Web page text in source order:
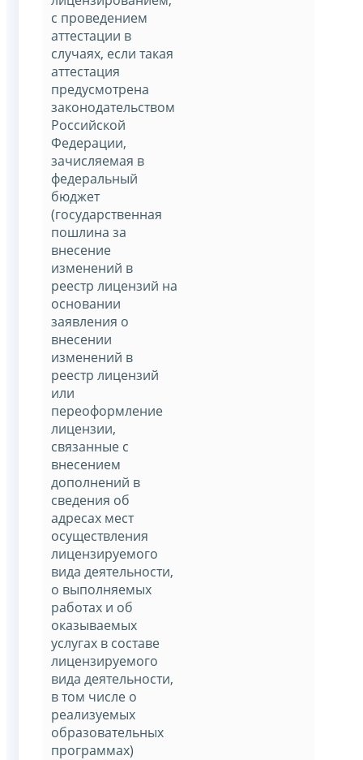
с проведением
аттестации в
случаях, если такая
аттестация
предусмотрена
законодательством
Российской
Федерации,
зачисляемая в
федеральный
бюджет
(государственная
пошлина за
внесение
изменений в
реестр лицензий на
основании
заявления о
внесении
изменений в
реестр лицензий
или
переоформление
лицензии,
связанные с
внесением
дополнений в
сведения об
адресах мест
осуществления
лицензируемого
вида деятельности,
о выполняемых
работах и об
оказываемых
услугах в составе
лицензируемого
вида деятельности,
в том числе о
реализуемых
образовательных
программах)